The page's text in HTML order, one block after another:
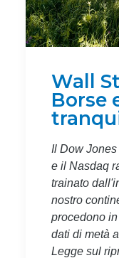
Wall
Borse
Il Dow
e il Nasdaq
trainato
nostro
procedono
dati di metà
Legge sul